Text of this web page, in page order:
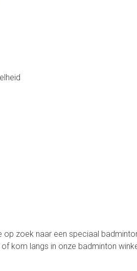
zoek naar een speciaal
of kom langs in onze badminton